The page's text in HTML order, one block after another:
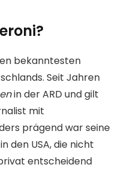
bekanntesten
Seit Jahren
in der ARD und gilt
mit
prägend war seine
den USA, die nicht
entscheidend